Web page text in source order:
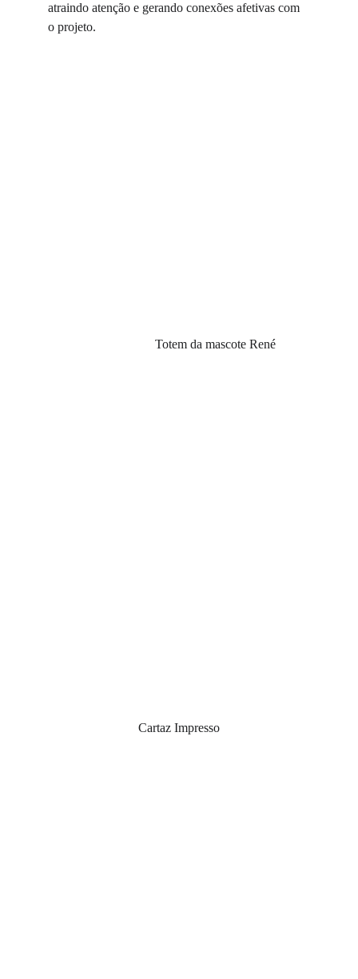
atraindo atenção e gerando conexões afetivas com
o projeto.
Cartaz Impresso
Totem da mascote René